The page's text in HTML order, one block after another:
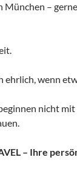
–
ehrlich, wenn
nicht
– Ihre